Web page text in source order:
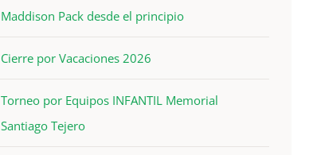
Maddison Pack desde el principio
Cierre por Vacaciones 2026
Torneo por Equipos INFANTIL Memorial
Santiago Tejero